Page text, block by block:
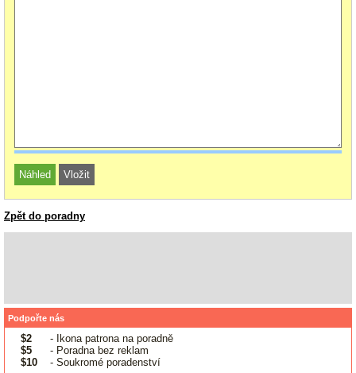
Zpět do poradny
Podpořte nás
$2
- Ikona patrona na poradně
$5
- Poradna bez reklam
$10
- Soukromé poradenství